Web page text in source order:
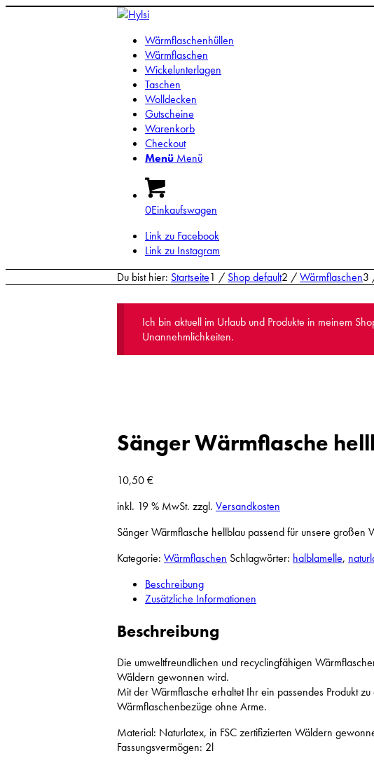
Wärmflaschenhüllen
Wärmflaschen
Wickelunterlagen
Taschen
Wolldecken
Gutscheine
Warenkorb
Checkout
Menü Menü
0Einkaufswagen
Link zu Facebook
Link zu Instagram
Du bist hier: Startseite1 / Shop default2 /Wärmflaschen3
Ich bin aktuell im Urlaub und Produkte in meinem
Unannehmlichkeiten.
Sänger Wärmflasche
10,50€
inkl. 19 % MwSt. zzgl. Versandkosten
Sänger Wärmflasche hellblau passend für unsere großen
Kategorie: Wärmflaschen Schlagwörter: halblamelle,
Beschreibung
Zusätzliche Informationen
Beschreibung
Die umweltfreundlichen und recyclingfähigen
Wäldern gewonnen wird.
Mit der Wärmflasche erhaltet Ihr ein passendes Produkt
Wärmflaschenbezüge ohne Arme.
Material: Naturlatex, in FSC zertifizierten Wäldern
Fassungsvermögen: 2l